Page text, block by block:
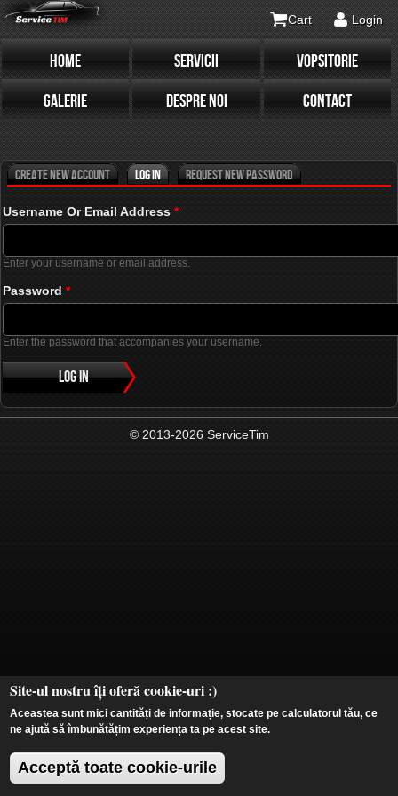
Cart Login
HOME SERVICII
VOPSITORIE
GALERIE
DESPRE NOI CONTACT
Primary tabs
Create new account Log in
(active tab)
Request new password
Username Or Email Address *
Enter your username or email address.
Password *
Enter the password that accompanies your username.
© 2013-2026 ServiceTim
Site-ul nostru îți oferă cookie-uri :)
Aceastea sunt mici cantități de informație, stocate pe calculatorul tău, ce
ne ajută să îmbunătățim experiența ta pe acest site.
Acceptă toate cookie-urile